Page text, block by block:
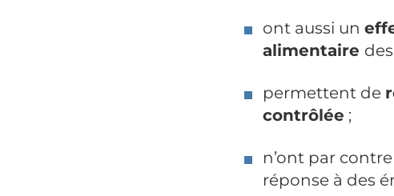
ont aussi un
alimentaire
permettent de
contrôlée ;
n’ont par
réponse à des